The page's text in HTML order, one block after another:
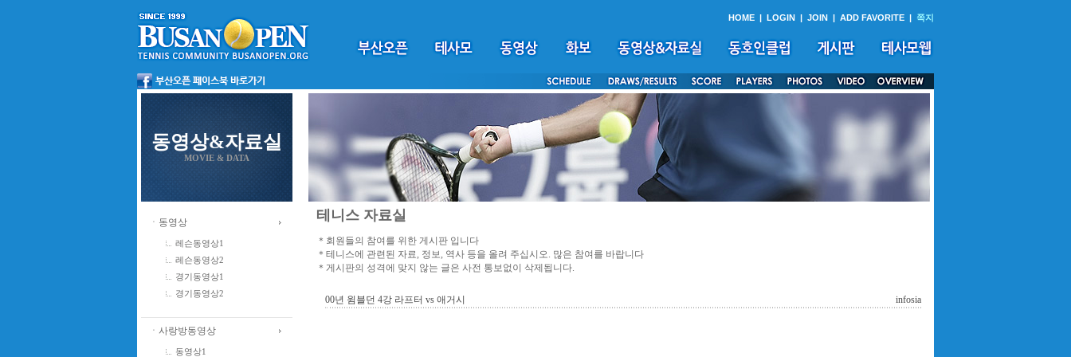
HOME | LOGIN | JOIN | ADD FAVORITE | 쪽지
동영상&자료실
MOVIE & DATA
ㆍ동영상
레슨동영상1
레슨동영상2
경기동영상1
경기동영상2
ㆍ사랑방동영상
동영상1
테니스 자료실
＊회원들의 참여를 위한 게시판 입니다
＊테니스에 관련된 자료, 정보, 역사 등을 올려 주십시오. 많은 참여를 바랍니다
＊게시판의 성격에 맞지 않는 글은 사전 통보없이 삭제됩니다.
00년 윔블던 4강 라프터 vs 애거시 infosia